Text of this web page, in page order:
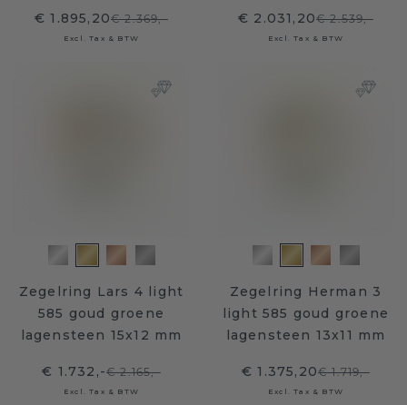
€ 1.895,20€ 2.369,-
Excl. Tax & BTW
€ 2.031,20€ 2.539,-
Excl. Tax & BTW
Zegelring Lars 4 light
585 goud groene
lagensteen 15x12 mm
€ 1.732,-€ 2.165,-
Excl. Tax & BTW
Zegelring Herman 3
light 585 goud groene
lagensteen 13x11 mm
€ 1.375,20€ 1.719,-
Excl. Tax & BTW